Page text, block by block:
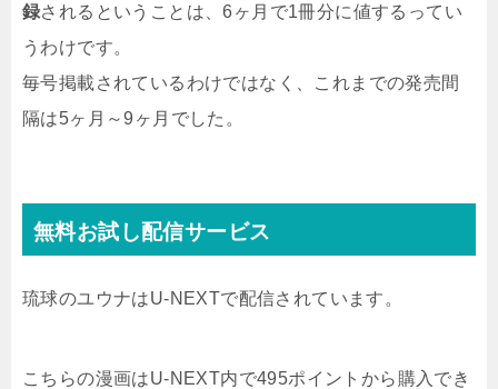
録されるということは、6ヶ月で1冊分に値するってい
うわけです。
毎号掲載されているわけではなく、これまでの発売間
隔は5ヶ月～9ヶ月でした。
無料お試し配信サービス
琉球のユウナはU-NEXTで配信されています。
こちらの漫画はU-NEXT内で495ポイントから購入でき